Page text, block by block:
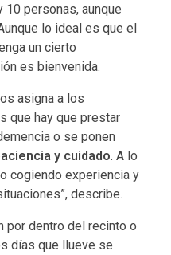
10 personas, aunque
lo ideal es que el
un cierto
es bienvenida.
asigna a los
que hay que prestar
o se ponen
y cuidado. A lo
cogiendo experiencia y
describe.
por dentro del recinto o
días que llueve se